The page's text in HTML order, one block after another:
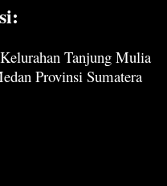
Tanjung Mulia
Provinsi Sumatera